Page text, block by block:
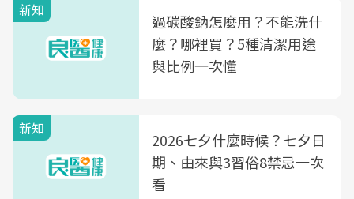
新知
過碳酸鈉怎麼用？不能洗什
麼？哪裡買？5種清潔用途
與比例一次懂
新知
2026七夕什麼時候？七夕日
期、由來與3習俗8禁忌一次
看